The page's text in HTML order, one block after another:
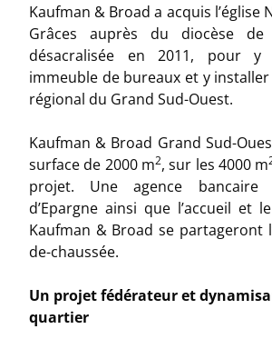
Kaufman & Broad a acquis l’église
Grâces auprès du diocèse de
désacralisée en 2011, pour y
immeuble de bureaux et y
régional du Grand Sud-Ouest.
Kaufman & Broad Grand Sud-
surface de 2000 m2, sur les 4000 m
projet. Une agence
d’Epargne ainsi que l’accueil et
Kaufman & Broad se partageront
de-chaussée.
Un projet fédérateur et
quartier